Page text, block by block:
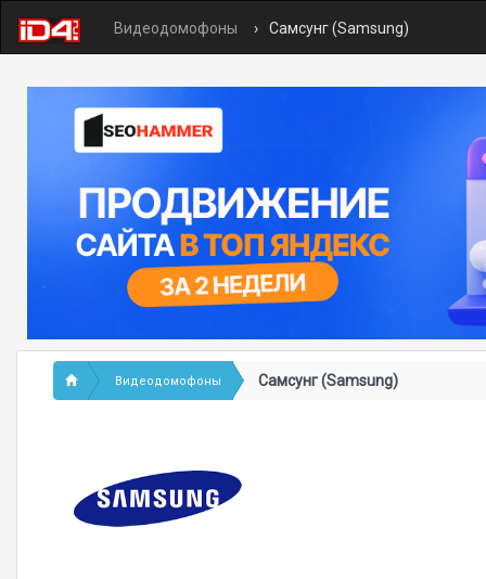
Видеодомофоны Самсунг (Samsung)
Видеодомофоны Самсунг (Samsung)